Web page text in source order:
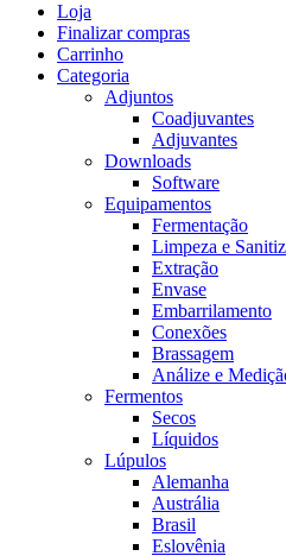
Loja
Finalizar compras
Carrinho
Categoria
Adjuntos
Coadjuvantes
Adjuvantes
Downloads
Software
Equipamentos
Fermentação
Limpeza e
Extração
Envase
Embarrilamento
Conexões
Brassagem
Análize e
Fermentos
Secos
Líquidos
Lúpulos
Alemanha
Austrália
Brasil
Eslovênia